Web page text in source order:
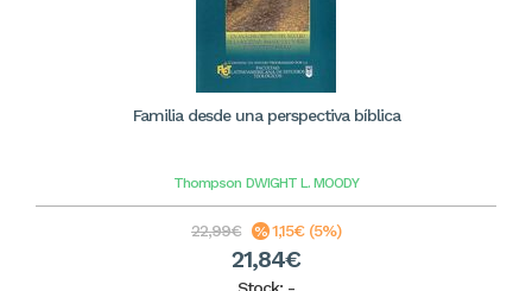
Familia desde una perspectiva bíblica
Thompson DWIGHT L. MOODY
22,99€ 1,15€ (5%)
21,84€